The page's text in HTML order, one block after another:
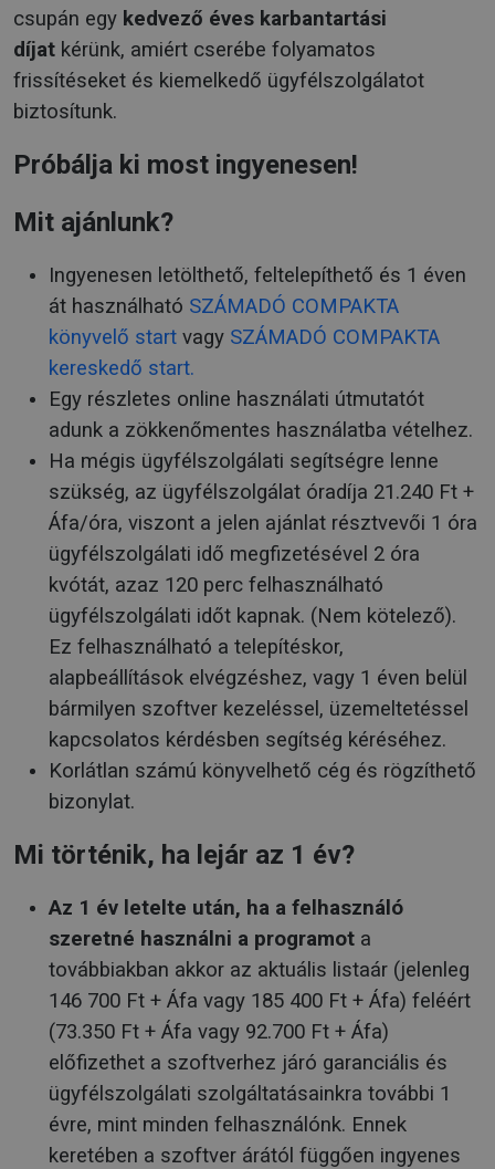
csupán egy kedvező éves karbantartási
díjat kérünk, amiért cserébe folyamatos
frissítéseket és kiemelkedő ügyfélszolgálatot
biztosítunk.
Próbálja ki most ingyenesen!
Mit ajánlunk?
Ingyenesen letölthető, feltelepíthető és 1 éven
át használható SZÁMADÓ COMPAKTA
könyvelő start vagy SZÁMADÓ COMPAKTA
kereskedő start.
Egy részletes online használati útmutatót
adunk a zökkenőmentes használatba vételhez.
Ha mégis ügyfélszolgálati segítségre lenne
szükség, az ügyfélszolgálat óradíja 21.240 Ft +
Áfa/óra, viszont a jelen ajánlat résztvevői 1 óra
ügyfélszolgálati idő megfizetésével 2 óra
kvótát, azaz 120 perc felhasználható
ügyfélszolgálati időt kapnak. (Nem kötelező).
Ez felhasználható a telepítéskor,
alapbeállítások elvégzéshez, vagy 1 éven belül
bármilyen szoftver kezeléssel, üzemeltetéssel
kapcsolatos kérdésben segítség kéréséhez.
Korlátlan számú könyvelhető cég és rögzíthető
bizonylat.
Mi történik, ha lejár az 1 év?
Az 1 év letelte után, ha a felhasználó
szeretné használni a programot a
továbbiakban akkor az aktuális listaár (jelenleg
146 700 Ft + Áfa vagy 185 400 Ft + Áfa) feléért
(73.350 Ft + Áfa vagy 92.700 Ft + Áfa)
előfizethet a szoftverhez járó garanciális és
ügyfélszolgálati szolgáltatásainkra további 1
évre, mint minden felhasználónk. Ennek
keretében a szoftver árától függően ingyenes